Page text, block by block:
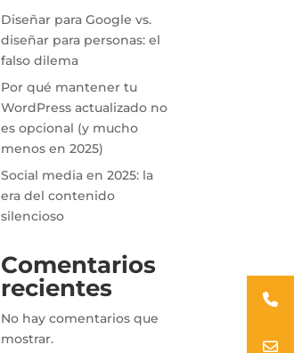
Diseñar para Google vs.
diseñar para personas: el
falso dilema
Por qué mantener tu
WordPress actualizado no
es opcional (y mucho
menos en 2025)
Social media en 2025: la
era del contenido
silencioso
Comentarios
recientes
No hay comentarios que
mostrar.